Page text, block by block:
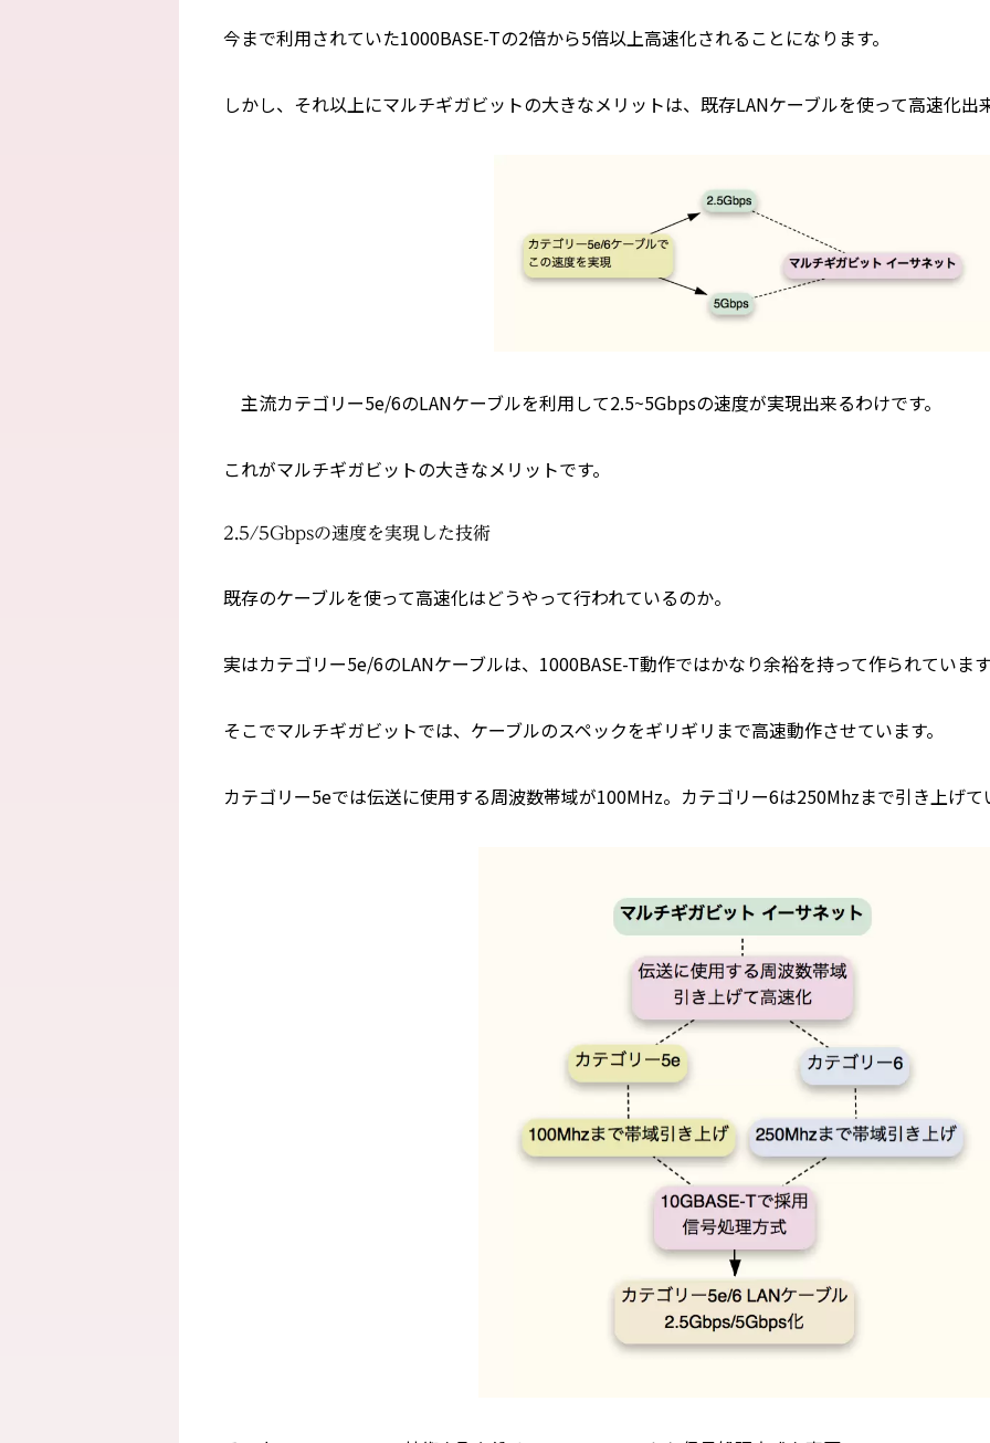
今まで利用されていた1000BASE-Tの2倍から5倍以上高速化されることになります。
しかし、それ以上にマルチギガビットの大きなメリットは、既存LANケーブルを使って高速化出
主流カテゴリー5e/6のLANケーブルを利用して2.5~5Gbpsの速度が実現出来るわけです。
これがマルチギガビットの大きなメリットです。
2.5/5Gbpsの速度を実現した技術
既存のケーブルを使って高速化はどうやって行われているのか。
実はカテゴリー5e/6のLANケーブルは、1000BASE-T動作ではかなり余裕を持って作られていま
そこでマルチギガビットでは、ケーブルのスペックをギリギリまで高速動作させています。
カテゴリー5eでは伝送に使用する周波数帯域が100MHz。カテゴリー6は250Mhzまで引き上げて